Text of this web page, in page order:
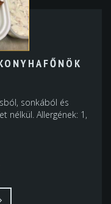
sonkából és
nélkül. Allergének: 1,